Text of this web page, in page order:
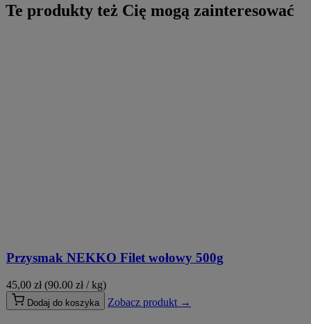
Te produkty też Cię mogą zainteresować
Przysmak NEKKO Filet wołowy 500g
45,00 zł (90.00 zł / kg)
Dodaj do koszyka Zobacz produkt →